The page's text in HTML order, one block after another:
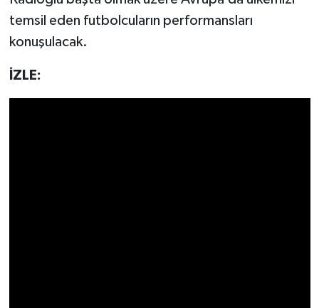
temsil eden futbolcuların performansları
konuşulacak.
İZLE: